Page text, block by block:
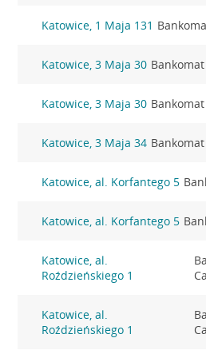
Katowice, 1 Maja 131
Katowice, 3 Maja 30
Katowice, 3 Maja 30
Katowice, 3 Maja 34
Katowice, al. Korfantego 5
Katowice, al. Korfantego 5
Katowice, al.
Roździeńskiego 1
Katowice, al.
Roździeńskiego 1